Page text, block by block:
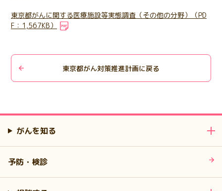
東京都がんに関する医療施設等実態調査（その他の分野）（PD
F：1,567KB）
東京都がん対策推進計画に戻る
がんを知る
予防・検診